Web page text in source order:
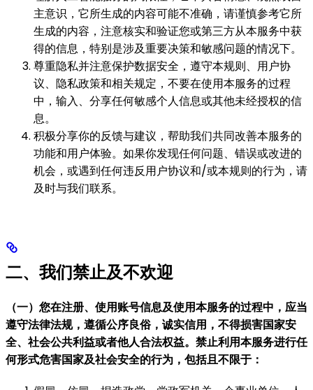
主意识，它所生成的内容可能不准确，请谨慎参考它所
生成的内容，注意核实和验证您或第三方从本服务中获
得的信息，特别是涉及重要决策和敏感问题的情况下。
尊重隐私并注意保护数据安全，遵守本规则、用户协
议、隐私政策和相关规定，不要在使用本服务的过程
中，输入、分享任何敏感个人信息或其他未经授权的信
息。
积极分享你的反馈与建议，帮助我们共同改善本服务的
功能和用户体验。如果你发现任何问题、错误或改进的
机会，或遇到任何违反用户协议和/或本规则的行为，请
及时与我们联系。
二、我们禁止及不欢迎
（一）您在注册、使用账号信息及使用本服务的过程中，应当
遵守法律法规，遵循公序良俗，诚实信用，不得损害国家安
全、社会公共利益或者他人合法权益。禁止利用本服务进行任
何形式危害国家及社会安全的行为，包括且不限于：